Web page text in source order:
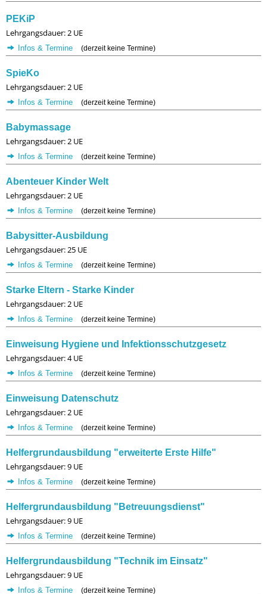
PEKiP
Lehrgangsdauer: 2 UE
Infos & Termine (derzeit keine Termine)
SpieKo
Lehrgangsdauer: 2 UE
Infos & Termine (derzeit keine Termine)
Babymassage
Lehrgangsdauer: 2 UE
Infos & Termine (derzeit keine Termine)
Abenteuer Kinder Welt
Lehrgangsdauer: 2 UE
Infos & Termine (derzeit keine Termine)
Babysitter-Ausbildung
Lehrgangsdauer: 25 UE
Infos & Termine (derzeit keine Termine)
Starke Eltern - Starke Kinder
Lehrgangsdauer: 2 UE
Infos & Termine (derzeit keine Termine)
Einweisung Hygiene und Infektionsschutzgesetz
Lehrgangsdauer: 4 UE
Infos & Termine (derzeit keine Termine)
Einweisung Datenschutz
Lehrgangsdauer: 2 UE
Infos & Termine (derzeit keine Termine)
Helfergrundausbildung "erweiterte Erste Hilfe"
Lehrgangsdauer: 9 UE
Infos & Termine (derzeit keine Termine)
Helfergrundausbildung "Betreuungsdienst"
Lehrgangsdauer: 9 UE
Infos & Termine (derzeit keine Termine)
Helfergrundausbildung "Technik im Einsatz"
Lehrgangsdauer: 9 UE
Infos & Termine (derzeit keine Termine)